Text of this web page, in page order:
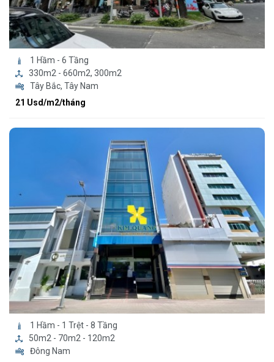
1 Hầm - 6 Tầng
330m2 - 660m2, 300m2
Tây Bắc, Tây Nam
21 Usd/m2/tháng
1 Hầm - 1 Trệt - 8 Tầng
50m2 - 70m2 - 120m2
Đông Nam